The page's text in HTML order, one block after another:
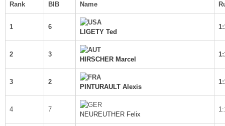
Rank BIB Name
1 6
LIGETY Ted
2 3
HIRSCHER Marcel
3 2
PINTURAULT Alexis
4 7
NEUREUTHER Felix